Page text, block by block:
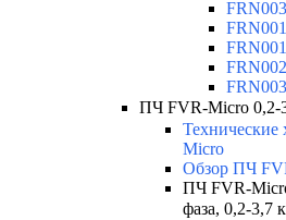
ПЧ FVR-Micro 0,2-
Технические
Micro
Обзор ПЧ
ПЧ FVR-
фаза, 0,2-3,7